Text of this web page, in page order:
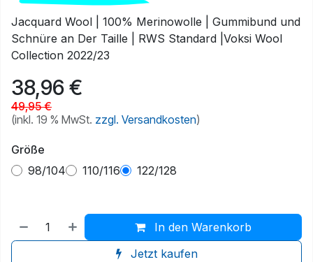
Jacquard Wool | 100% Merinowolle | Gummibund und
Schnüre an Der Taille | RWS Standard |Voksi Wool
Collection 2022/23
38,96€
49,95€
(inkl. 19 % MwSt. zzgl. Versandkosten)
Größe
98/104
110/116 122/128
In den Warenkorb
Jetzt kaufen